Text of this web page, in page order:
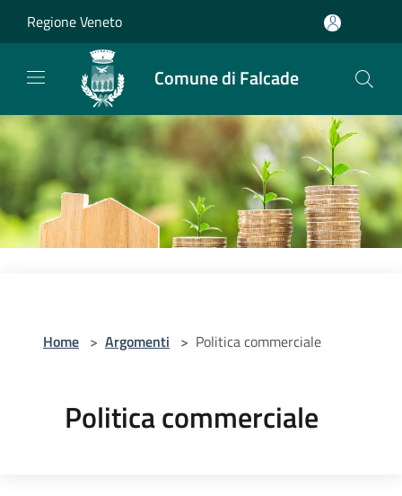
Regione Veneto
Comune di Falcade
Home > Argomenti > Politica commerciale
Politica commerciale